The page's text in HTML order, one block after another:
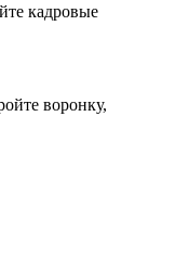
кадровые
воронку,